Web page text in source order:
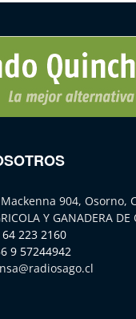
904, Osorno,
Y GANADERA DE
223 2160
9 57244942